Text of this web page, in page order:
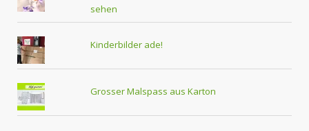
sehen
Kinderbilder ade!
Grosser Malspass aus Karton